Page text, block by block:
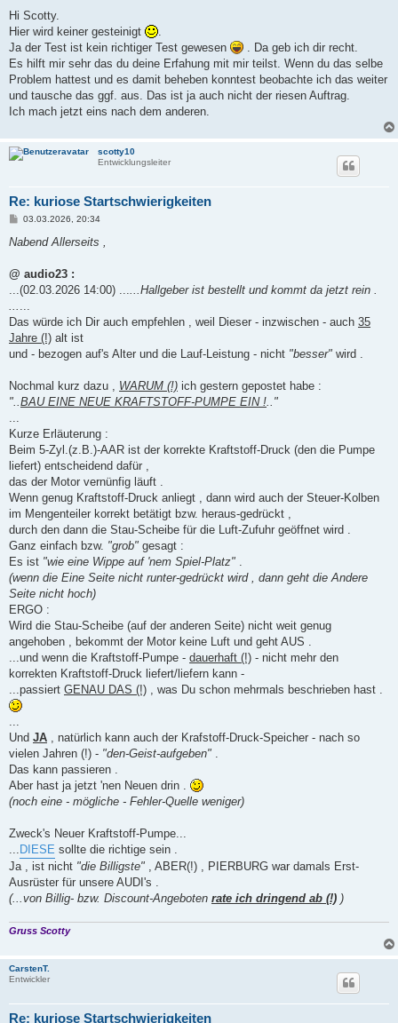
r
a
Hi Scotty.
Hier wird keiner gesteinigt
.
Ja der Test ist kein richtiger Test gewesen
. Da geb ich dir recht.
Es hilft mir sehr das du deine Erfahung mit mir teilst. Wenn du das selbe
Problem hattest und es damit beheben konntest beobachte ich das weiter
und tausche das ggf. aus. Das ist ja auch nicht der riesen Auftrag.
Ich mach jetzt eins nach dem anderen.
scotty10
Entwicklungsleiter
Re: kuriose Startschwierigkeiten
B
i
a
03.03.2026, 20:34
Nabend Allerseits ,
@ audio23 :
...(02.03.2026 14:00) ...
...Hallgeber ist bestellt und kommt da jetzt rein .
Das würde ich Dir auch empfehlen , weil Dieser - inzwischen - auch 35
Jahre (!) alt ist
und - bezogen auf's Alter und die Lauf-Leistung - nicht "besser" wird .
Nochmal kurz dazu , WARUM (!) ich gestern gepostet habe :
".. BAU EINE NEUE KRAFTSTOFF-PUMPE EIN ! .."
Kurze Erläuterung :
Beim 5-Zyl.(z.B.)-AAR ist der korrekte Kraftstoff-Druck (den die Pumpe
liefert) entscheidend dafür ,
das der Motor vernünfig läuft .
Wenn genug Kraftstoff-Druck anliegt , dann wird auch der Steuer-Kolben
im Mengenteiler korrekt betätigt bzw. heraus-gedrückt ,
durch den dann die Stau-Scheibe für die Luft-Zufuhr geöffnet wird .
Ganz einfach bzw. "grob" gesagt :
Es ist "wie eine Wippe auf 'nem Spiel-Platz"
(wenn die Eine Seite nicht runter-gedrückt wird , dann geht die Andere
Seite nicht hoch)
ERGO :
Wird die Stau-Scheibe (auf der anderen Seite) nicht weit genug
angehoben , bekommt der Motor keine Luft und geht AUS .
...und wenn die Kraftstoff-Pumpe - dauerhaft (!) - nicht mehr den
korrekten Kraftstoff-Druck liefert/liefern kann -
...passiert GENAU DAS (!) , was Du schon mehrmals beschrieben hast .
Und JA , natürlich kann auch der Krafstoff-Druck-Speicher - nach so
vielen Jahren (!) - "den-Geist-aufgeben"
Das kann passieren .
Aber hast ja jetzt 'nen Neuen drin .
(noch eine - mögliche - Fehler-Quelle weniger)
Zweck's Neuer Kraftstoff-Pumpe...
DIESE sollte die richtige sein .
Ja , ist nicht "die Billigste" , ABER(!) , PIERBURG war damals Erst-
Ausrüster für unsere AUDI's .
(...von Billig- bzw. Discount-Angeboten rate ich dringend ab (!) )
Gruss Scotty
CarstenT.
Entwickler
Re: kuriose Startschwierigkeiten